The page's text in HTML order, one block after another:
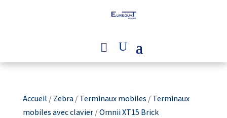
Accueil /Zebra/Terminaux mobiles /Terminaux
mobiles avec clavier/Omnii XT15 Brick